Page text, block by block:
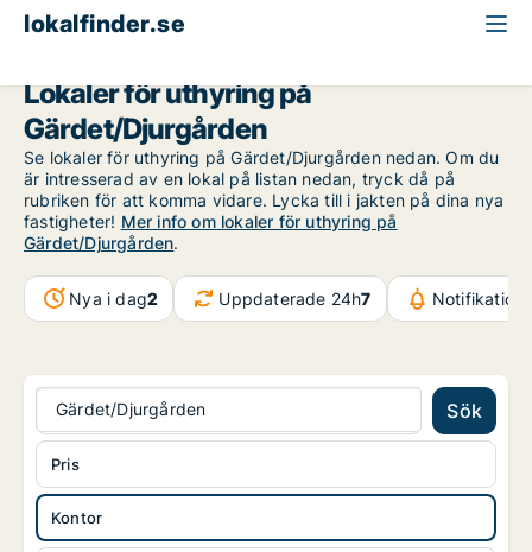
lokalfinder.se
Lokaler för uthyring på
Gärdet/Djurgården
Se lokaler för uthyring på Gärdet/Djurgården nedan. Om du
är intresserad av en lokal på listan nedan, tryck då på
rubriken för att komma vidare. Lycka till i jakten på dina nya
fastigheter! Mer info om lokaler för uthyring på
Gärdet/Djurgården.
Nya i dag2 Uppdaterade 24h7
Gärdet/Djurgården Sök
Kontor
Pris